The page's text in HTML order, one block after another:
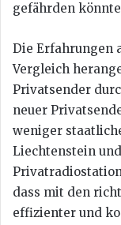
gefährden
Die Erfahrungen
Vergleich
Privatsender
neuer
weniger
Liechtenstein
dass mit den
effizienter und